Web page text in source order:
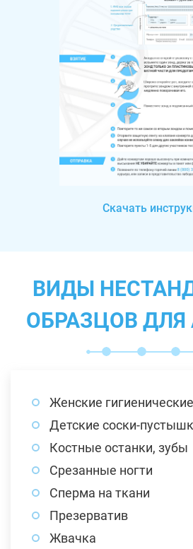
Скачать
ВИДЫ
ОБРАЗЦОВ
Женские
Детские соски-
Костные останки, зубы
Срезанные ногти
Сперма на ткани
Презерватив
Жвачка